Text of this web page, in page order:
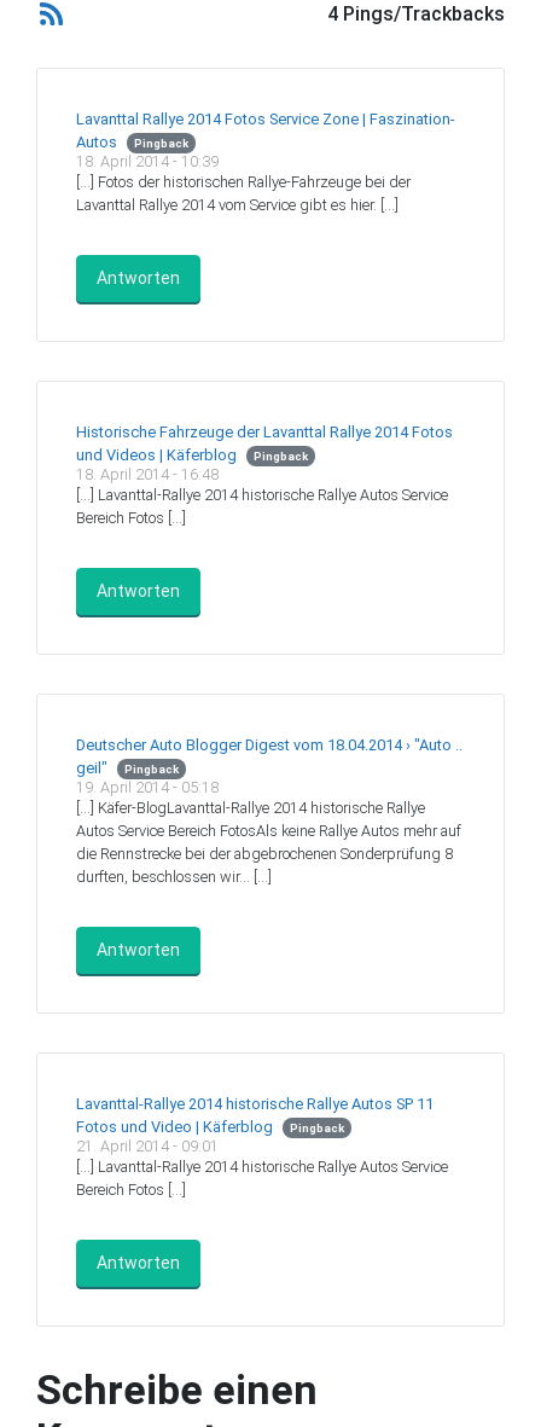
4 Pings/Trackbacks
Lavanttal Rallye 2014 Fotos Service Zone | Faszination-
Autos
Pingback
18. April 2014 - 10:39
[…] Fotos der historischen Rallye-Fahrzeuge bei der
Lavanttal Rallye 2014 vom Service gibt es hier. […]
Antworten
Historische Fahrzeuge der Lavanttal Rallye 2014 Fotos
und Videos | Käferblog
Pingback
18. April 2014 - 16:48
[…] Lavanttal-Rallye 2014 historische Rallye Autos Service
Bereich Fotos […]
Antworten
Deutscher Auto Blogger Digest vom 18.04.2014 › "Auto ..
geil"
Pingback
19. April 2014 - 05:18
[…] Käfer-BlogLavanttal-Rallye 2014 historische Rallye
Autos Service Bereich FotosAls keine Rallye Autos mehr auf
die Rennstrecke bei der abgebrochenen Sonderprüfung 8
durften, beschlossen wir… […]
Antworten
Lavanttal-Rallye 2014 historische Rallye Autos SP 11
Fotos und Video | Käferblog
Pingback
21. April 2014 - 09:01
[…] Lavanttal-Rallye 2014 historische Rallye Autos Service
Bereich Fotos […]
Antworten
Schreibe einen